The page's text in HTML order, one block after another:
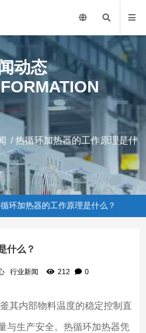
动态
/ 热循环加热器的工作原理是什
环加热器的工作原理是什么？
什么？
行业新闻 212 0
其内部物料温度的稳定控制直
与生产安全。热循环加热器凭